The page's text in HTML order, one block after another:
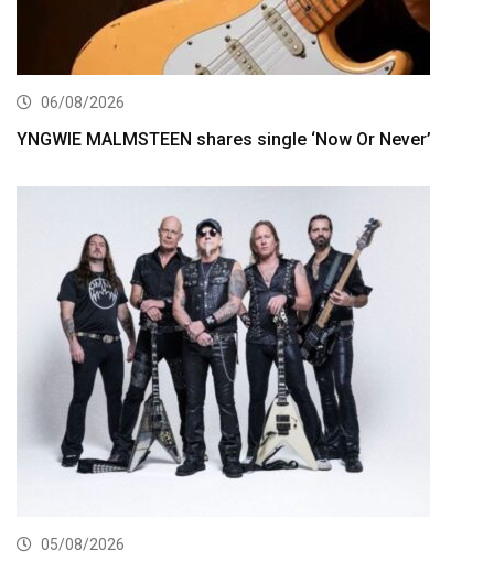
06/08/2026
YNGWIE MALMSTEEN shares single ‘Now Or Never’
05/08/2026